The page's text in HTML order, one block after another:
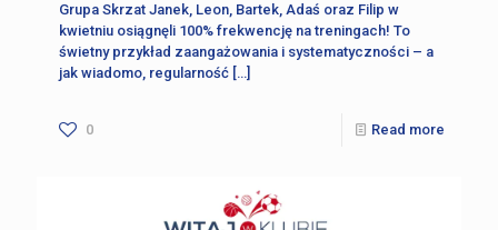
Grupa Skrzat Janek, Leon, Bartek, Adaś oraz Filip w
kwietniu osiągnęli 100% frekwencję na treningach! To
świetny przykład zaangażowania i systematyczności – a
jak wiadomo, regularność […]
0 Read more